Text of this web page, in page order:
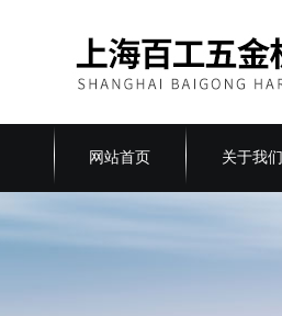
网站首页 关于我们